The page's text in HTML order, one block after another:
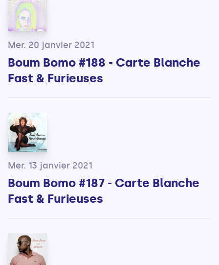
Mer. 20 janvier 2021
Boum Bomo #188 - Carte Blanche
Fast & Furieuses
Mer. 13 janvier 2021
Boum Bomo #187 - Carte Blanche
Fast & Furieuses